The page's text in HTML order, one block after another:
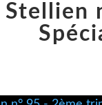
Stellien